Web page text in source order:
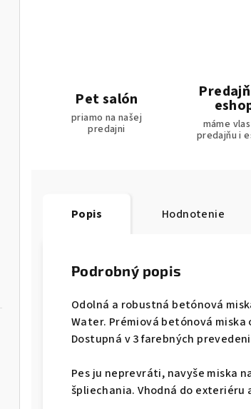
Pet salón
priamo na našej
predajni
máme
predajňu i
Popis Hodnotenie
Podrobný popis
Odolná a robustná betónová
Water. Prémiová betónová miska
Dostupná v 3 farebných
Pes ju neprevráti, navyše miska
špliechania. Vhodná do